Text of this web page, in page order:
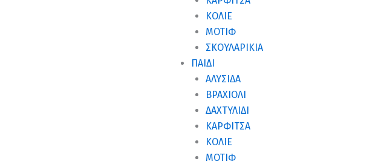
ΚΟΛΙΈ
ΜΟΤΊΦ
ΣΚΟΥΛΑΡΊΚΙΑ
ΠΑΙΔΙ
ΑΛΥΣΊΔΑ
ΒΡΑΧΙΌΛΙ
ΔΑΧΤΥΛΊΔΙ
ΚΑΡΦΊΤΣΑ
ΚΟΛΙΈ
ΜΟΤΊΦ